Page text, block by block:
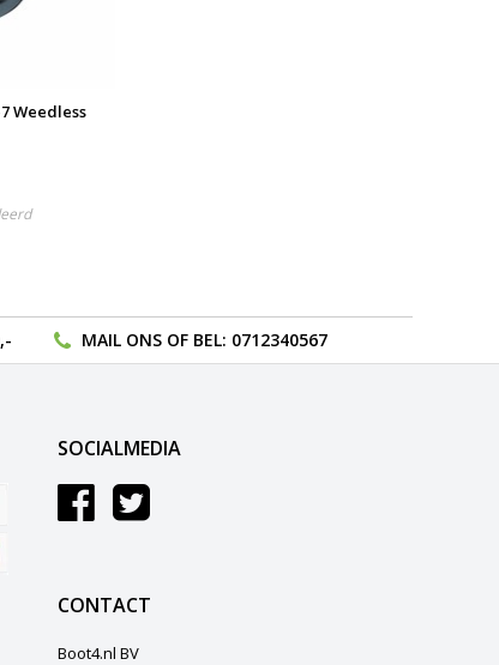
Weedless
MAIL ONSOF BEL: 0712340567
SOCIALMEDIA
CONTACT
Boot4.nl BV